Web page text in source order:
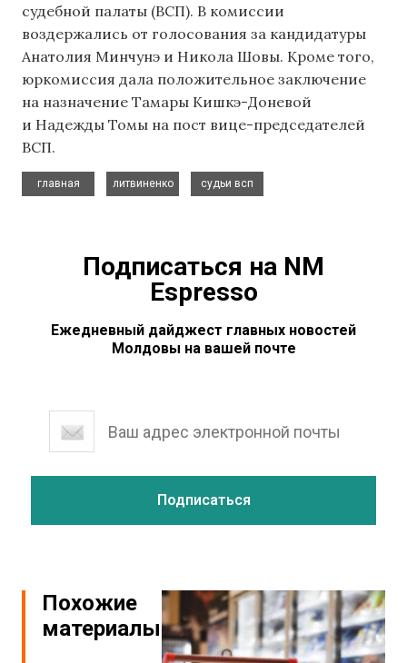
судебной палаты (ВСП). В комиссии
воздержались от голосования за кандидатуры
Анатолия Минчунэ и Никола Шовы. Кроме того,
юркомиссия дала положительное заключение
на назначение Тамары Кишкэ-Доневой
и Надежды Томы на пост вице-председателей
ВСП.
главная
литвиненко
судьи всп
Подписаться на NM
Espresso
Ежедневный дайджест главных новостей
Молдовы на вашей почте
Похожие
материалы